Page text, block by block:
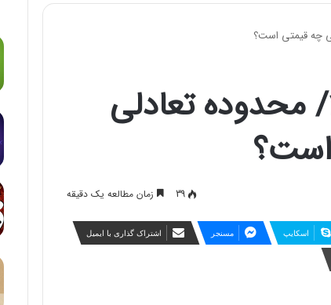
چه قیمتی است؟
محدوده تعادلی
39 زمان مطالعه یک دقیقه
اسکایپ مسنجر اشتراک گذاری با ایمیل